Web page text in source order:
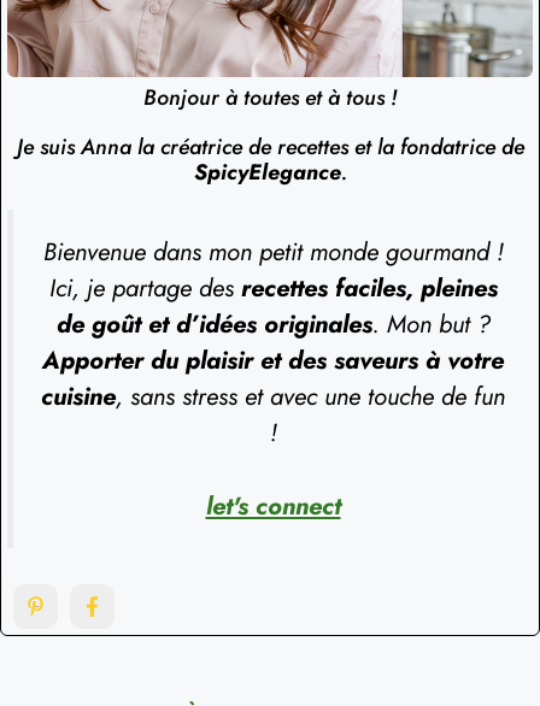
Bonjour à toutes et à tous !
Je suis Anna la créatrice de recettes et la fondatrice de
SpicyElegance.
Bienvenue dans mon petit monde gourmand !
Ici, je partage des recettes faciles, pleines
de goût et d’idées originales. Mon but ?
Apporter du plaisir et des saveurs à votre
cuisine, sans stress et avec une touche de fun
!
let's connect